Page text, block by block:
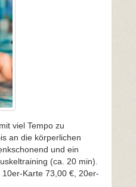
viel Tempo zu
an die körperlichen
und ein
(ca. 20 min).
Karte 73,00 €, 20er-